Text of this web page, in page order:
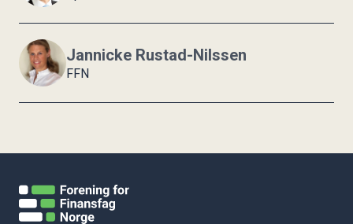
Jannicke Rustad-Nilssen
FFN